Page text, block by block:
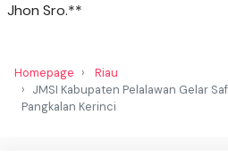
Jhon Sro.**
Homepage
Riau
JMSI Kabupaten Pelalawan Gelar
Pangkalan Kerinci